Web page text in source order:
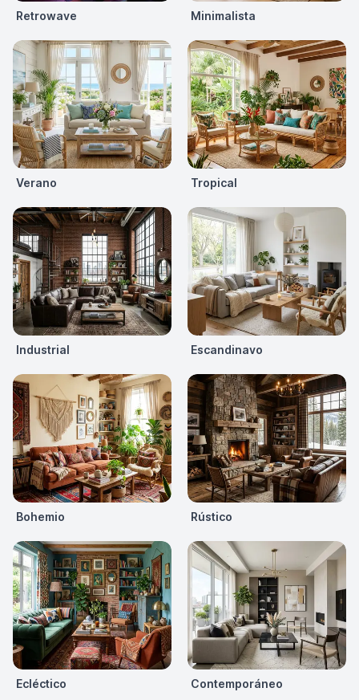
Retrowave Minimalista
Verano Tropical
Industrial Escandinavo
Bohemio Rústico
Ecléctico Contemporáneo